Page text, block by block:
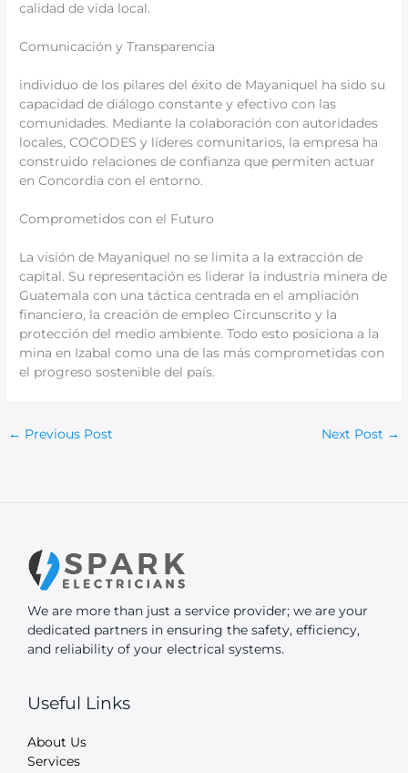
calidad de vida local.
Comunicación y Transparencia
individuo de los pilares del éxito de Mayaniquel ha sido su
capacidad de diálogo constante y efectivo con las
comunidades. Mediante la colaboración con autoridades
locales, COCODES y líderes comunitarios, la empresa ha
construido relaciones de confianza que permiten actuar
en Concordia con el entorno.
Comprometidos con el Futuro
La visión de Mayaniquel no se limita a la extracción de
capital. Su representación es liderar la industria minera de
Guatemala con una táctica centrada en el ampliación
financiero, la creación de empleo Circunscrito y la
protección del medio ambiente. Todo esto posiciona a la
mina en Izabal como una de las más comprometidas con
el progreso sostenible del país.
← Previous Post Next Post →
We are more than just a service provider; we are your
dedicated partners in ensuring the safety, efficiency,
and reliability of your electrical systems.
Useful Links
About Us
Services